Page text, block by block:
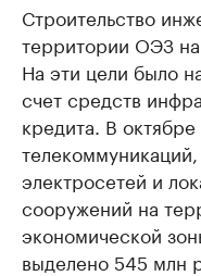
Строительство
территории ОЭЗ
На эти цели было
счет средств
кредита. В
электросетей и
сооружений на
экономической
выделено 545 млн